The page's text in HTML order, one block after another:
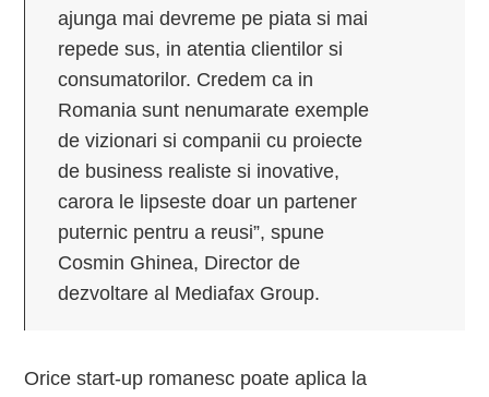
ajunga mai devreme pe piata si mai
repede sus, in atentia clientilor si
consumatorilor. Credem ca in
Romania sunt nenumarate exemple
de vizionari si companii cu proiecte
de business realiste si inovative,
carora le lipseste doar un partener
puternic pentru a reusi”, spune
Cosmin Ghinea, Director de
dezvoltare al Mediafax Group.
Orice start-up romanesc poate aplica la